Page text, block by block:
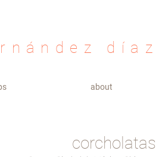
díaz
about
corcholatas